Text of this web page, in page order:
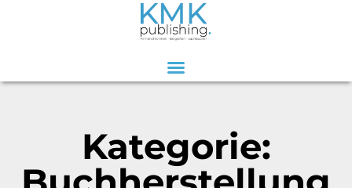
springen
Kategorie: